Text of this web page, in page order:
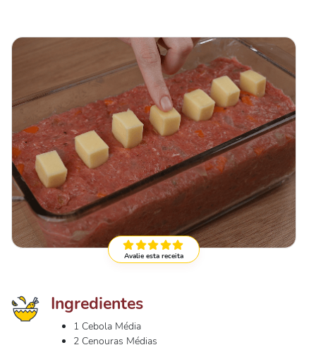
Avalie esta receita
Ingredientes
1 Cebola Média
2 Cenouras Médias